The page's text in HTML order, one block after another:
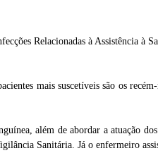
Relacionadas à Assistência à
mais suscetíveis são os
além de abordar a atuação
Sanitária. Já o enfermeiro